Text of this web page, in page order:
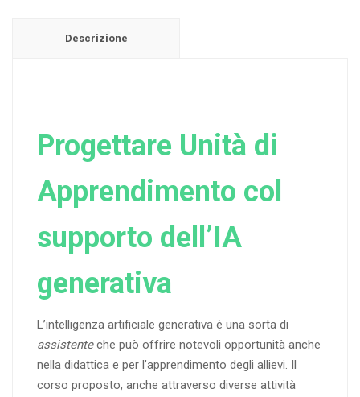
Descrizione
Progettare Unità di
Apprendimento col
supporto dell’IA
generativa
L’intelligenza artificiale generativa è una sorta di
assistenteche può offrire notevoli opportunità anche
nella didattica e per l’apprendimento degli allievi. Il
corso proposto, anche attraverso diverse attività